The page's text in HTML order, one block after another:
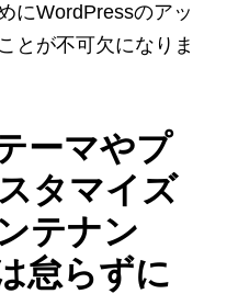
にWordPressのアッ
とが不可欠になりま
ーマやプ
タマイズ
テナン
怠らずに